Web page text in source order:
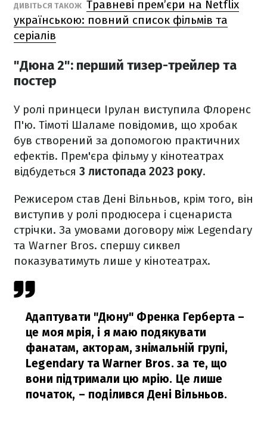
ДИВІТЬСЯ ТАКОЖ Травневі прем’єри на Netflix
українською: повний список фільмів та
серіалів
"Дюна 2": перший тизер-трейлер та
постер
У ролі принцеси Ірулан виступила Флоренс
П'ю. Тімоті Шаламе повідомив, що хробак
був створений за допомогою практичних
ефектів. Прем'єра фільму у кінотеатрах
відбудеться 3 листопада 2023 року.
Режисером став Дені Вільньов, крім того, він
виступив у ролі продюсера і сценариста
стрічки. За умовами договору між Legendary
та Warner Bros. спершу сиквел
показуватимуть лише у кінотеатрах.
Адаптувати "Дюну" Френка Герберта –
це моя мрія, і я маю подякувати
фанатам, акторам, знімальній групі,
Legendary та Warner Bros. за те, що
вони підтримали цю мрію. Це лише
початок, – поділився Дені Вільньов.